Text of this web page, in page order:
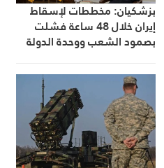
بزشكيان: مخططات لإسقاط
إيران خلال 48 ساعة فشلت
بصمود الشعب ووحدة الدولة